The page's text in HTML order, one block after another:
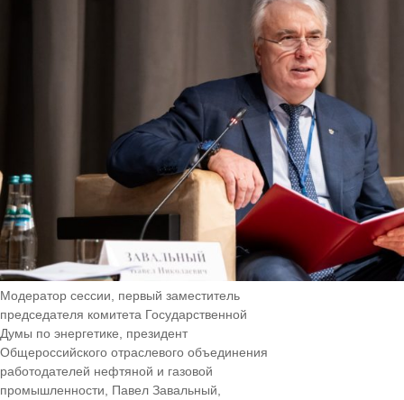
Модератор сессии, первый заместитель
председателя комитета Государственной
Думы по энергетике, президент
Общероссийского отраслевого объединения
работодателей нефтяной и газовой
промышленности, Павел Завальный,